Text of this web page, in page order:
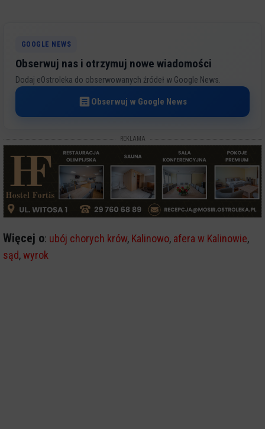
GOOGLE NEWS
Obserwuj nas i otrzymuj nowe wiadomości
Dodaj eOstroleka do obserwowanych źródeł w Google News.
Obserwuj w Google News
REKLAMA
Więcej o: ubój chorych krów, Kalinowo, afera w Kalinowie,
sąd,wyrok